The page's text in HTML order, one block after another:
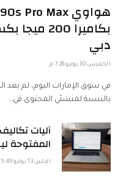
بكاميرا
دبي
الخميس 30 يوليو 7:26 م
في سوق الإمارات اليوم، لم يعد
بالنسبة لمنشئي المحتوى في…
آليات
المفتوحة
الإثنين 13 يوليو 5:49 م